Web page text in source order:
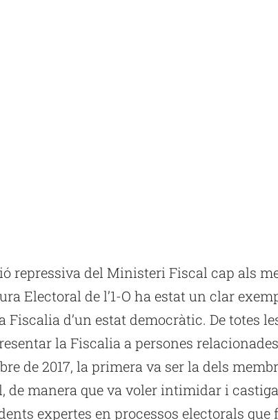
repressiva del Ministeri Fiscal cap als
Electoral de l’1-O ha estat un clar
Fiscalia d’un estat democràtic. De totes
la Fiscalia a persones
de 2017, la primera va ser la dels
de manera que va voler intimidar i
expertes en processos electorals que